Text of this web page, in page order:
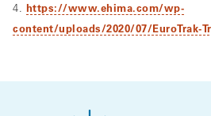
4. https://www.ehima.com/wp-
content/uploads/2020/07/EuroTrak-